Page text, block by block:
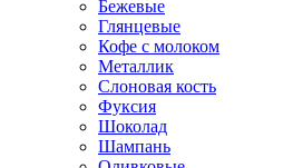
Бежевые
Глянцевые
Кофе с молоком
Металлик
Слоновая кость
Фуксия
Шоколад
Шампань